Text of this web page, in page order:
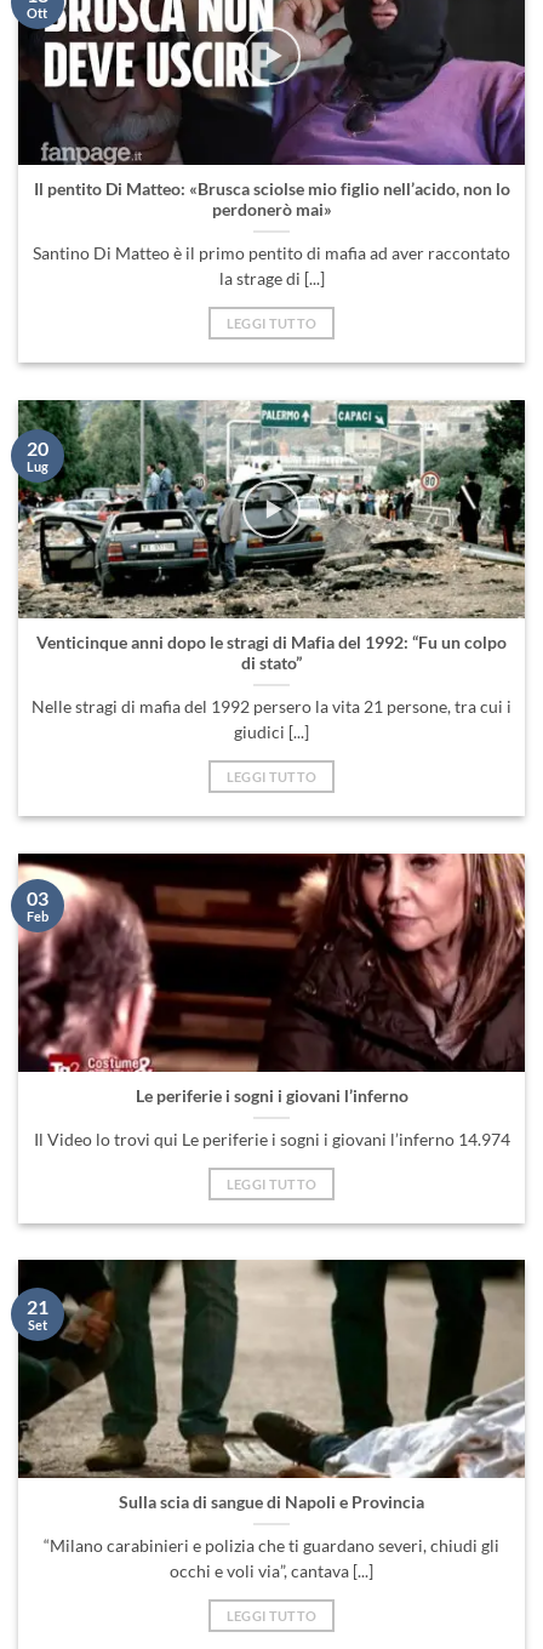
Il pentito Di Matteo: «Brusca sciolse mio figlio nell’acido, non lo
perdonerò mai»
Santino Di Matteo è il primo pentito di mafia ad aver raccontato
la strage di [...]
LEGGI TUTTO
Ott
Venticinque anni dopo le stragi di Mafia del 1992: “Fu un colpo
di stato”
Nelle stragi di mafia del 1992 persero la vita 21 persone, tra cui i
giudici [...]
LEGGI TUTTO
20
Lug
Le periferie i sogni i giovani l’inferno
Il Video lo trovi qui Le periferie i sogni i giovani l’inferno 14.974
LEGGI TUTTO
03
Feb
Sulla scia di sangue di Napoli e Provincia
“Milano carabinieri e polizia che ti guardano severi, chiudi gli
occhi e voli via”, cantava [...]
LEGGI TUTTO
21
Set